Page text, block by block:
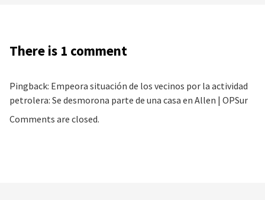
There is 1 comment
Pingback: Empeora situación de los vecinos por la actividad
petrolera: Se desmorona parte de una casa en Allen | OPSur
Comments are closed.